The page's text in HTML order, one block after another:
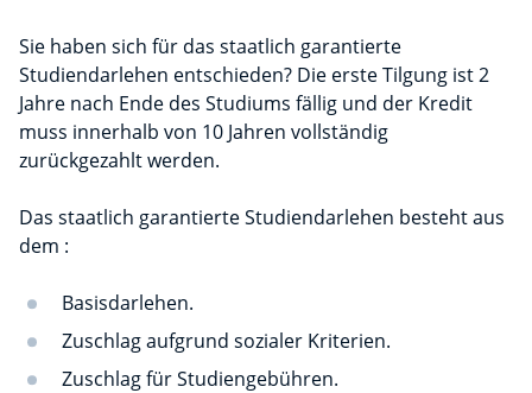
Sie haben sich für das staatlich garantierte
Studiendarlehen entschieden? Die erste Tilgung ist 2
Jahre nach Ende des Studiums fällig und der Kredit
muss innerhalb von 10 Jahren vollständig
zurückgezahlt werden.
Das staatlich garantierte Studiendarlehen besteht aus
dem :
Basisdarlehen.
Zuschlag aufgrund sozialer Kriterien.
Zuschlag für Studiengebühren.